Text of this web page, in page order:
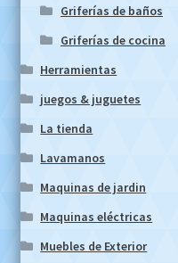
Griferías de baños
Griferías de cocina
Herramientas
juegos & juguetes
La tienda
Lavamanos
Maquinas de jardin
Maquinas eléctricas
Muebles de Exterior